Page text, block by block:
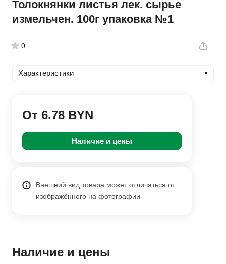
Толокнянки листья лек. сырье
измельчен. 100г упаковка №1
0
Характеристики
От 6.78 BYN
Наличие и цены
Внешний вид товара может отличаться от
изображённого на фотографии
Наличие и цены